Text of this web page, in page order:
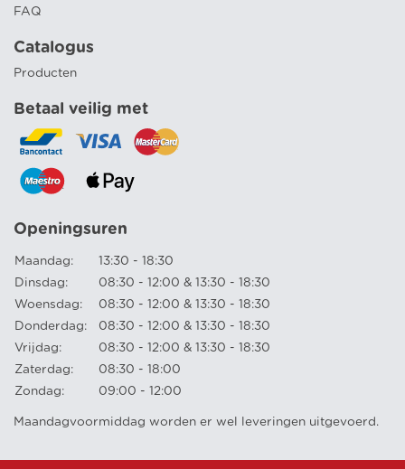
FAQ
Catalogus
Producten
Betaal veilig met
Openingsuren
Maandag:
13:30 - 18:30
Dinsdag:
08:30 - 12:00 & 13:30 - 18:30
Woensdag:
08:30 - 12:00 & 13:30 - 18:30
Donderdag:
08:30 - 12:00 & 13:30 - 18:30
Vrijdag:
08:30 - 12:00 & 13:30 - 18:30
Zaterdag:
08:30 - 18:00
Zondag:
09:00 - 12:00
Maandagvoormiddag worden er wel leveringen uitgevoerd.